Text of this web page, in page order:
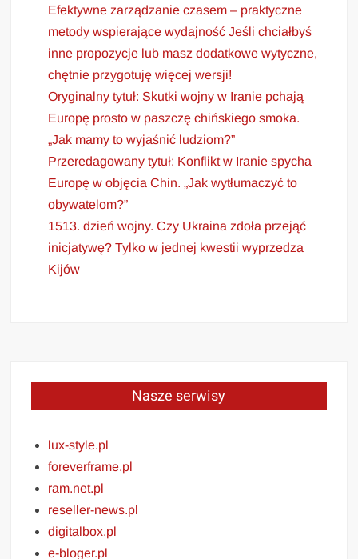
Efektywne zarządzanie czasem – praktyczne
metody wspierające wydajność Jeśli chciałbyś
inne propozycje lub masz dodatkowe wytyczne,
chętnie przygotuję więcej wersji!
Oryginalny tytuł: Skutki wojny w Iranie pchają
Europę prosto w paszczę chińskiego smoka.
„Jak mamy to wyjaśnić ludziom?”
Przeredagowany tytuł: Konflikt w Iranie spycha
Europę w objęcia Chin. „Jak wytłumaczyć to
obywatelom?”
1513. dzień wojny. Czy Ukraina zdoła przejąć
inicjatywę? Tylko w jednej kwestii wyprzedza
Kijów
Nasze serwisy
lux-style.pl
foreverframe.pl
ram.net.pl
reseller-news.pl
digitalbox.pl
e-bloger.pl